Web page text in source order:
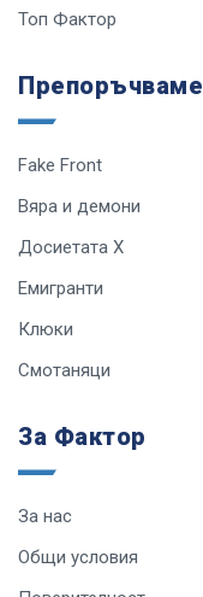
Топ Фактор
Fake Front
Вяра и демони
Досиетата Х
Емигранти
Клюки
Смотаняци
За Фактор
За нас
Общи условия